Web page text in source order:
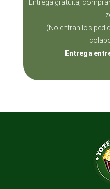
Entrega gratuita,
(No entran los
Entrega